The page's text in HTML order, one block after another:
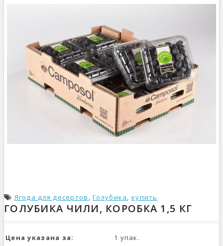
Ягода для десертов ,Голубика, купить
ГОЛУБИКА ЧИЛИ, КОРОБКА 1,5 КГ
Цена указана за:
1 упак.